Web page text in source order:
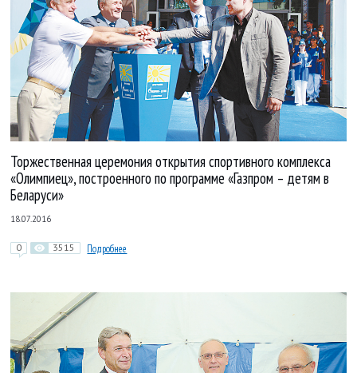
Торжественная церемония открытия спортивного комплекса
«Олимпиец», построенного по программе «Газпром – детям в
Беларуси»
18.07.2016
0 3515 Подробнее